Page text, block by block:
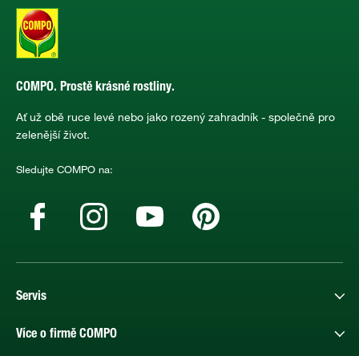
COMPO. Prostě krásné rostliny.
Ať už obě ruce levé nebo jako rozený zahradník - společně pro
zelenější život.
Sledujte COMPO na:
Servis
Více o firmě COMPO